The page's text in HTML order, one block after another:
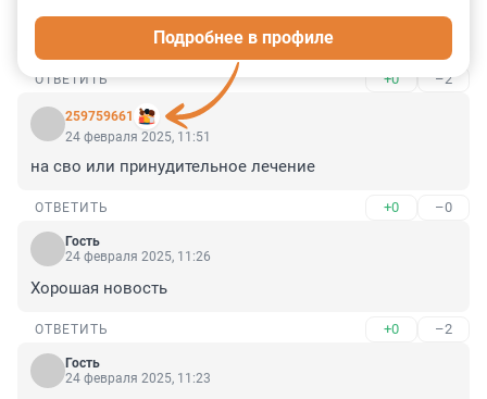
Твикс 2, теперь любители блох месяц успокоиться не
ОТВЕТИТЬ +0 –2
259759661
Подробнее в профиле
24 февраля 2025, 11:51
на сво или принудительное лечение
ОТВЕТИТЬ +0 –0
Гость
24 февраля 2025, 11:26
Хорошая новость
ОТВЕТИТЬ +0 –2
Гость
24 февраля 2025, 11:23